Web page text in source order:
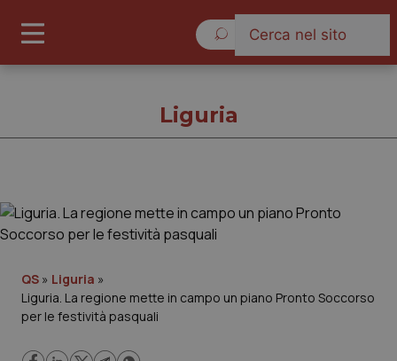
Governo e Parlamento
Regioni e Asl
Liguria
QS » Liguria »
Liguria. La regione mette in campo un piano Pronto Soccorso
per le festività pasquali